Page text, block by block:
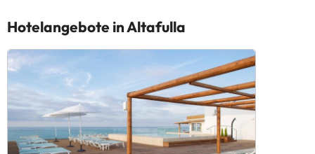
Hotelangebote in Altafulla